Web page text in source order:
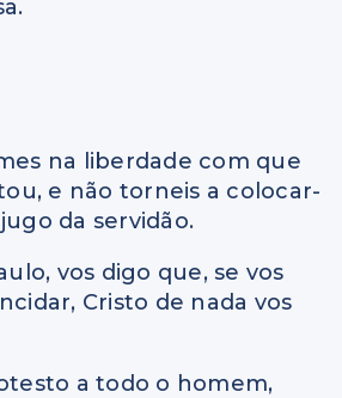
na liberdade com que
e não torneis a colocar-
da servidão.
vos digo que, se vos
Cristo de nada vos
a todo o homem,